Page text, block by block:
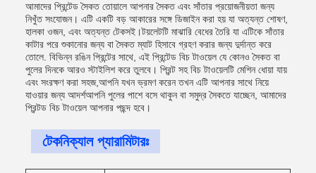
আমাদের প্রিন্টেড সৈকত তোয়ালে আপনার সৈকত এবং সাঁতার প্রয়োজনীয়তা জন্য
নিখুঁত সংযোজন। এটি একটি বড় আকারের সঙ্গে ডিজাইন করা হয় যা অত্যন্ত শোষণ,
হালকা ওজন, এবং অত্যন্ত টেকসই।টয়লেটটি মাঝারি বেধের তৈরি যা এটিকে সাঁতার
কাটার পরে শুকানোর জন্য বা সৈকত ম্যাট হিসাবে গ্রহণ করার জন্য দুর্দান্ত করে
তোলে. বিভিন্ন রঙিন প্রিন্টের সাথে, এই প্রিন্টেড বিচ টাওয়েল যে কোনও সৈকত বা
পুলের দিনকে আরও স্টাইলিশ করে তুলবে। প্রিন্ট সহ বিচ টাওয়েলটি মেশিন ধোয়া যায়
এবং সংরক্ষণ করা সহজ,আপনি যখন ভ্রমণ করেন তখন এটি আপনার সাথে নিয়ে
যাওয়ার জন্য আদর্শআপনি পুলের পাশে বসে থাকুন বা সমুদ্র সৈকতে যাচ্ছেন, আমাদের
প্রিন্টড বিচ টাওয়েল আপনার পছন্দ হবে।
টেকনিক্যাল প্যারামিটারঃ